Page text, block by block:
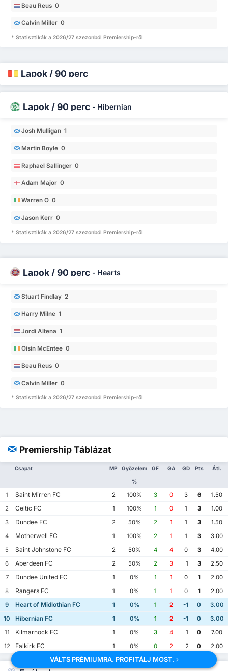
Beau Reus 0
Calvin Miller 0
* Statisztikák a 2026/27 szezonból Premiership-ről
Lapok / 90 perc
Lapok / 90 perc - Hibernian
Josh Mulligan 1
Martin Boyle 0
Raphael Sallinger 0
Adam Major 0
Warren O 0
Jason Kerr 0
* Statisztikák a 2026/27 szezonból Premiership-ről
Lapok / 90 perc - Hearts
Stuart Findlay 2
Harry Milne 1
Jordi Altena 1
Oisin McEntee 0
Beau Reus 0
Calvin Miller 0
* Statisztikák a 2026/27 szezonból Premiership-ről
Premiership Táblázat
Csapat MP Győzelem
%
GF GA GD Pts Átl.
1 Saint Mirren FC 2 100% 3 0 3 6
1.50
2
Celtic FC 1 100% 1 0 1 3
1.00
3
Dundee FC 2 50% 2 1 1 3
1.50
4
Motherwell FC 1 100% 2 1 1 3
3.00
5
Saint Johnstone FC 2 50% 4 4 0 3
4.00
6
Aberdeen FC 2 50% 2 3 -1 3
2.50
7
Dundee United FC 1 0% 1 1 0 1
2.00
8
Rangers FC 1 0% 1 1 0 1
2.00
9
Heart of Midlothian FC 1 0% 1 2 -1 0
3.00
10
Hibernian FC 1 0% 1 2 -1 0
3.00
11
Kilmarnock FC 1 0% 3 4 -1 0
7.00
12
Falkirk FC 1 0% 0 2 -2 0 2.00
VÁLTS PRÉMIUMRA. PROFITÁLJ MOST.